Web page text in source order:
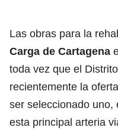
Las obras para la
Carga de Cartagena
toda vez que el
recientemente la
ser seleccionado uno,
esta principal arteria